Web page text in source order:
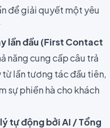
để giải quyết một yêu
lần đầu (First Contact
năng cung cấp câu trả
từ lần tương tác đầu tiên,
sự phiền hà cho khách
tự động bởi AI / Tổng